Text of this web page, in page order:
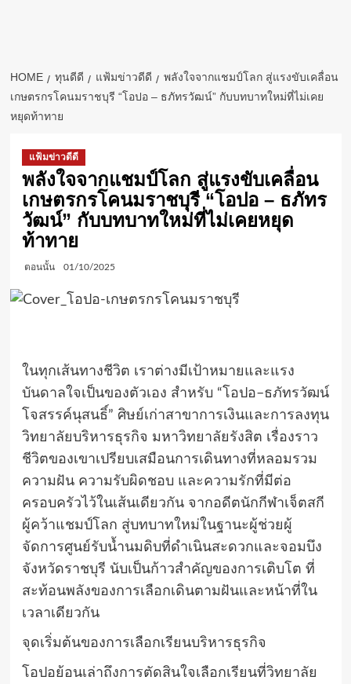
HOME ทุนดีดี แฟ้มข่าวดีดี
พลังใจจากแชมป์โลก สู่แรงขับเคลื่อน
เกษตรกรโคนมราชบุรี “โอปอ – ธภัทรวัฒน์” กับบทบาทใหม่ที่ไม่เคย
หยุดท้าทาย
แฟ้มข่าวดีดี
พลังใจจากแชมป์โลก สู่แรงขับเคลื่อน
เกษตรกรโคนมราชบุรี “โอปอ – ธภัทร
วัฒน์” กับบทบาทใหม่ที่ไม่เคยหยุด
ท้าทาย
ตอนนั้น 01/10/2025
ในทุกเส้นทางชีวิต เราต่างมีเป้าหมายและแรง
บันดาลใจเป็นของตัวเอง สำหรับ “โอปอ–ธภัทรวัฒน์
โจสรรค์นุสนธิ์” ศิษย์เก่าสาขาการเงินและการลงทุน
วิทยาลัยบริหารธุรกิจ มหาวิทยาลัยรังสิต เรื่องราว
ชีวิตของเขาเปรียบเสมือนการเดินทางที่หลอมรวม
ความฝัน ความรับผิดชอบ และความรักที่มีต่อ
ครอบครัวไว้ในเส้นเดียวกัน จากอดีตนักกีฬาเจ็ตสกี
ผู้คว้าแชมป์โลก สู่บทบาทใหม่ในฐานะผู้ช่วยผู้
จัดการศูนย์รับน้ำนมดิบที่ดำเนินสะดวกและจอมบึง
จังหวัดราชบุรี นับเป็นก้าวสำคัญของการเติบโต ที่
สะท้อนพลังของการเลือกเดินตามฝันและหน้าที่ใน
เวลาเดียวกัน
จุดเริ่มต้นของการเลือกเรียนบริหารธุรกิจ
โอปอย้อนเล่าถึงการตัดสินใจเลือกเรียนที่วิทยาลัย